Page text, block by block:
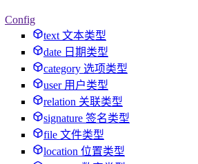
Config
text 文本类型
date 日期类型
category 选项类型
user 用户类型
relation 关联类型
signature 签名类型
file 文件类型
location 位置类型